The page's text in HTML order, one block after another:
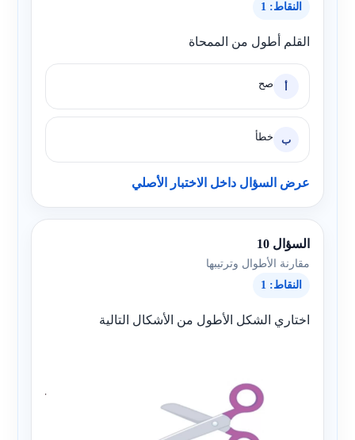
النقاط: 1
القلم أطول من الممحاة
أ صح
ب خطأ
عرض السؤال داخل الاختبار الأصلي
السؤال 10
مقارنة الأطوال وترتيبها
النقاط: 1
اختاري الشكل الأطول من الأشكال التالية